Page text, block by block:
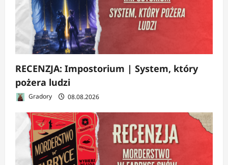
RECENZJA: Impostorium | System, który
pożera ludzi
Gradory 08.08.2026